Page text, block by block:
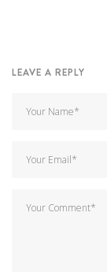
LEAVE A REPLY